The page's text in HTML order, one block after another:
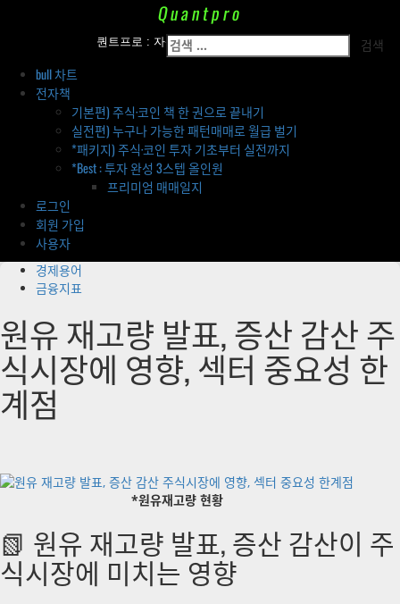
Quantpro
퀀트프로 : 자산운용팀의 투자 전략 공개
bull 차트
전자책
기본편) 주식·코인 책 한 권으로 끝내기
실전편) 누구나 가능한 패턴매매로 월급 벌기
*패키지) 주식·코인 투자 기초부터 실전까지
*Best : 투자 완성 3스텝 올인원
프리미엄 매매일지
로그인
회원 가입
사용자
검
색:
경제용어
금융지표
원유 재고량 발표, 증산 감산 주
식시장에 영향, 섹터 중요성 한
계점
*원유재고량 현황
📗 원유 재고량 발표, 증산 감산이 주
식시장에 미치는 영향